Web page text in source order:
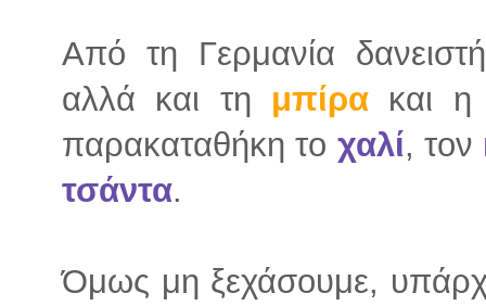
Από τη Γερμανία
αλλά και τη μπίρα και η
παρακαταθήκη το χαλί, τον
τσάντα.
Όμως μη ξεχάσουμε,